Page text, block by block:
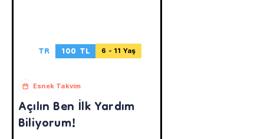
TR 100 TL 6 - 11 Yaş
Esnek Takvim
Açılın Ben İlk Yardım
Biliyorum!